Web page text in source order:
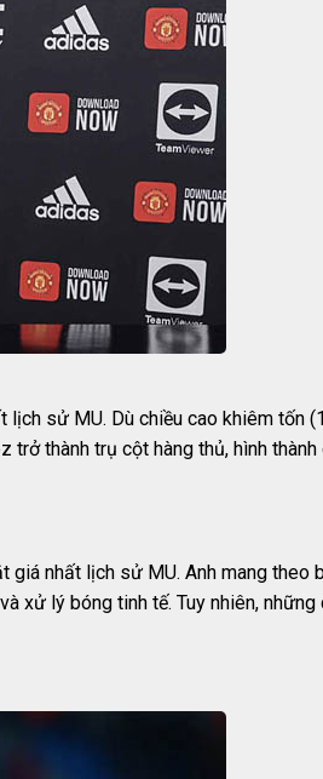
sử MU. Dù chiều cao khiêm tốn
thành trụ cột hàng thủ, hình
giá nhất lịch sử MU. Anh mang theo
xử lý bóng tinh tế. Tuy nhiên, những